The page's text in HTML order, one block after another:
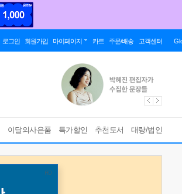
로그인 회원가입 마이페이지 카트 주문/배송 고객센터
이달의사은품 특가할인 추천도서 대량/법인